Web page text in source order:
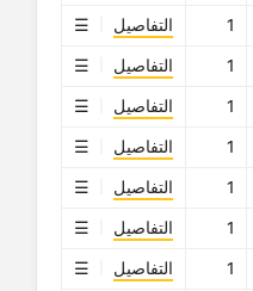
1
التفاصيل
1
التفاصيل
1
التفاصيل
1
التفاصيل
1
التفاصيل
1
التفاصيل
1
التفاصيل